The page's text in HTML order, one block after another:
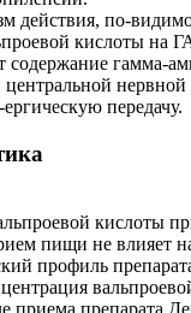
действия, по-
кислоты на
содержание гамма-
передачу.
кислоты
пищи не влияет
профиль
приема препарата